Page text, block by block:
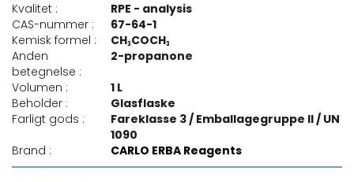
Kvalitet :
RPE - analysis
CAS-nummer :
67-64-1
Kemisk formel :
CH₃COCH₃
Anden
betegnelse :
2-propanone
Volumen :
1 L
Beholder :
Glasflaske
Farligt gods :
Fareklasse 3 / Emballagegruppe II / UN
1090
Brand :
CARLO ERBA Reagents